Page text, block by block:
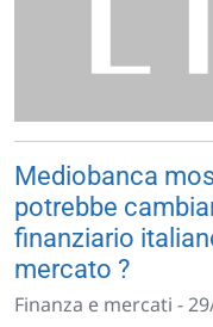
Mediobanca
potrebbe
finanziario
mercato ?
Finanza e mercati -